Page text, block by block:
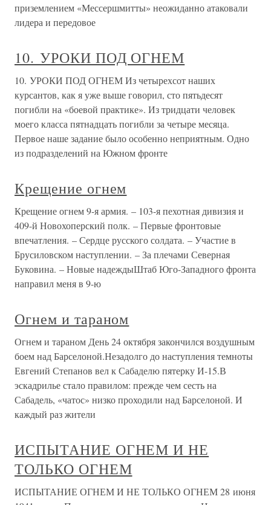
приземлением «Мессершмитты» неожиданно атаковали
лидера и передовое
10. УРОКИ ПОД ОГНЕМ
10. УРОКИ ПОД ОГНЕМ Из четырехсот наших
курсантов, как я уже выше говорил, сто пятьдесят
погибли на «боевой практике». Из тридцати человек
моего класса пятнадцать погибли за четыре месяца.
Первое наше задание было особенно неприятным. Одно
из подразделений на Южном фронте
Крещение огнем
Крещение огнем 9-я армия. – 103-я пехотная дивизия и
409-й Новохоперский полк. – Первые фронтовые
впечатления. – Сердце русского солдата. – Участие в
Брусиловском наступлении. – За плечами Северная
Буковина. – Новые надеждыШтаб Юго-Западного фронта
направил меня в 9-ю
Огнем и тараном
Огнем и тараном День 24 октября закончился воздушным
боем над Барселоной.Незадолго до наступления темноты
Евгений Степанов вел к Сабаделю пятерку И-15.В
эскадрилье стало правилом: прежде чем сесть на
Сабадель, «чатос» низко проходили над Барселоной. И
каждый раз жители
ИСПЫТАНИЕ ОГНЕМ И НЕ
ТОЛЬКО ОГНЕМ
ИСПЫТАНИЕ ОГНЕМ И НЕ ТОЛЬКО ОГНЕМ 28 июня